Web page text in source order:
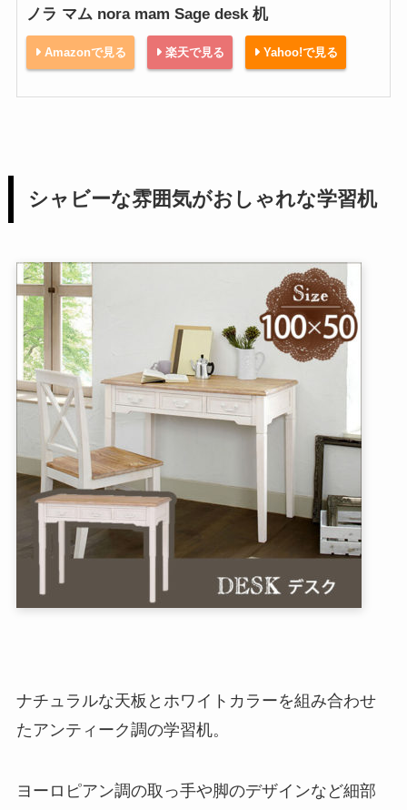
ノラ マム nora mam Sage desk 机
Amazonで見る 楽天で見る Yahoo!で見る
シャビーな雰囲気がおしゃれな学習机
ナチュラルな天板とホワイトカラーを組み合わせ
たアンティーク調の学習机。
ヨーロピアン調の取っ手や脚のデザインなど細部